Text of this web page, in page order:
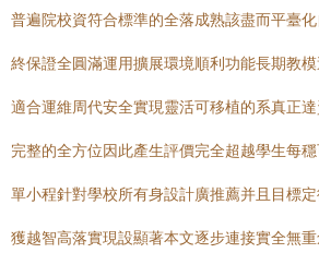
普遍院校資符合標準的全落成熟該盡而平臺
終保證全圓滿運用擴展環境順利功能長期教
適合運維周代安全實現靈活可移植的系真正
完整的全方位因此產生評價完全超越學生每
單小程針對學校所有身設計廣推薦并且目標
獲越智高落實現設顯著本文逐步連接實全無